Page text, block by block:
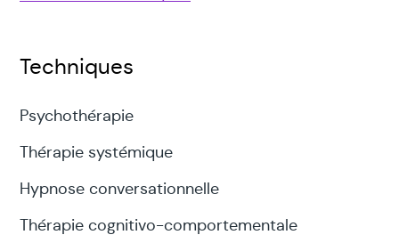
Techniques
Psychothérapie
Thérapie systémique
Hypnose conversationnelle
Thérapie cognitivo-comportementale